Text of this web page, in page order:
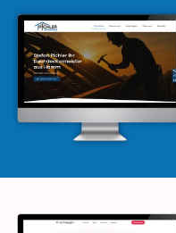
Webdesign & -entwicklung